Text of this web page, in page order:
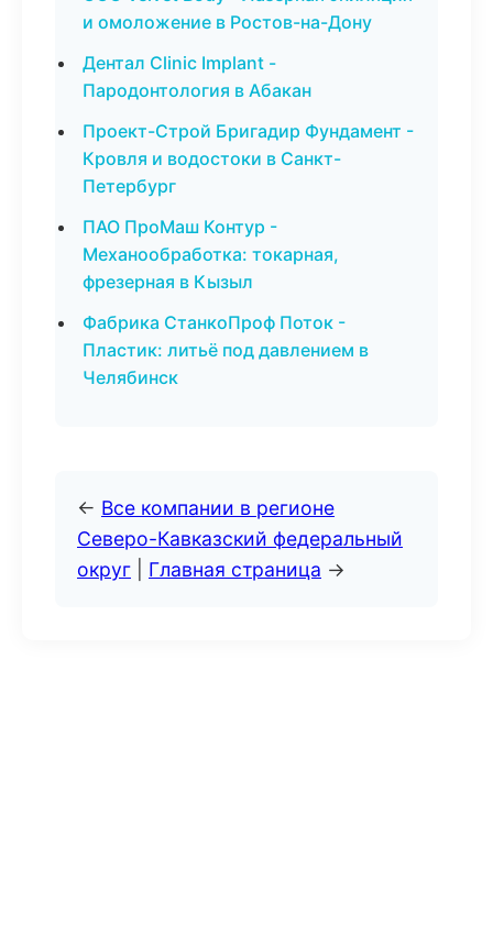
и омоложение в Ростов-на-Дону
Дентал Clinic Implant -
Пародонтология в Абакан
Проект-Строй Бригадир Фундамент -
Кровля и водостоки в Санкт-
Петербург
ПАО ПроМаш Контур -
Механообработка: токарная,
фрезерная в Кызыл
Фабрика СтанкоПроф Поток -
Пластик: литьё под давлением в
Челябинск
← Все компании в регионе
Северо-Кавказский федеральный
округ
Главная страница →